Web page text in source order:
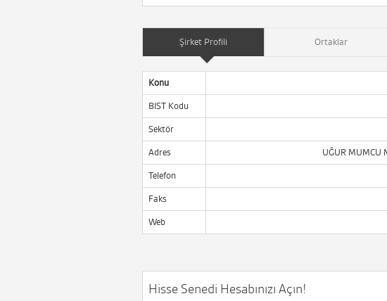
Şirket Profili Ortaklar
Konu
BIST Kodu
Sektör
Adres UĞUR MUMCU
Telefon
Faks
Web
Hisse Senedi Hesabınızı Açın!